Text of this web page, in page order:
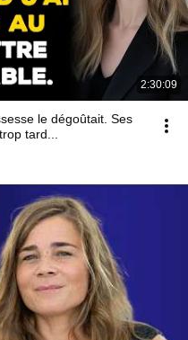
2:30:09
le dégoûtait. Ses
tard...